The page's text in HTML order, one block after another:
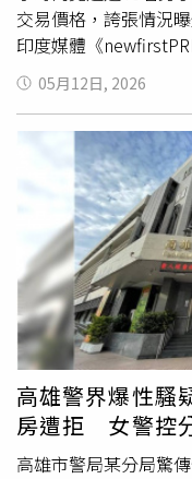
交易價格，誇張情況
印度媒體《
這起事件發生在印度
女性申訴，指稱夜間
隨，甚至有人直接提
調查。負責這次任務
（Sumathi）。她特
30分間，獨自坐在公
察。沒想到短短3小
訕。有人語帶挑逗，
更誇張的是，甚至有
「一次多少錢」。由
即出動，將涉嫌騷擾
查發現，被逮捕的人
部分人明顯處於酒醉
場臥底行動曝光後，
題。當地官員坦言，
短時間內遭遇如此大
05月12日, 2026
高雄警界爆性騷
房遭拒 女警控
高雄市警局某分局驚